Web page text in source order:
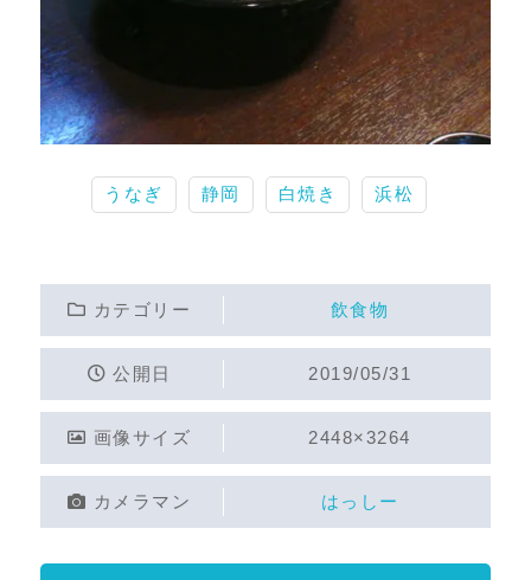
うなぎ 静岡 白焼き 浜松
カテゴリー 飲食物
公開日 2019/05/31
画像サイズ 2448×3264
カメラマン はっしー